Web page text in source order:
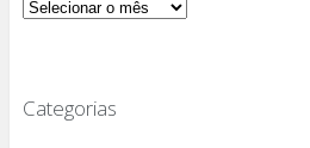
Arquivos
Categorias